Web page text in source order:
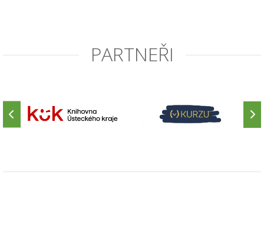
PARTNEŘI